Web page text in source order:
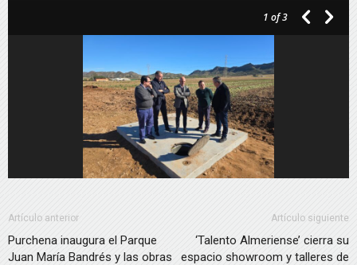
1 of 3
Artículo anterior
Purchena inaugura el Parque
Juan María Bandrés y las obras
Artículo siguiente
‘Talento Almeriense’ cierra su
espacio showroom y talleres de